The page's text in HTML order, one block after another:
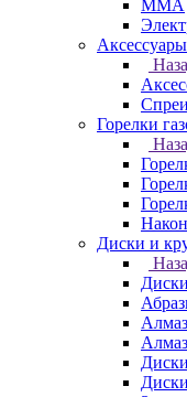
ММА
Горелки
Диски и